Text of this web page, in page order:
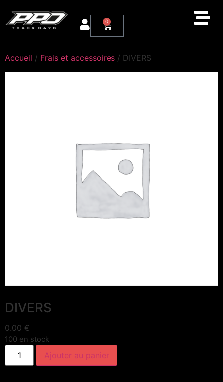
0
Accueil / Frais et accessoires / DIVERS
DIVERS
0.00 €
100 en stock
Ajouter au panier